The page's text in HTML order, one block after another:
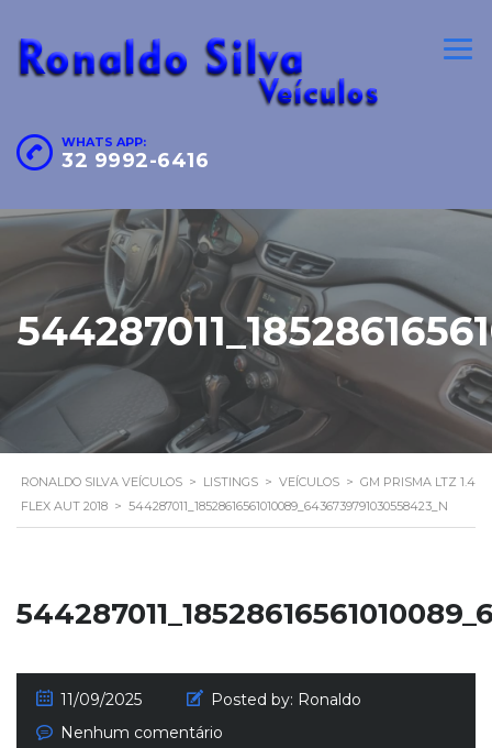
WHATS APP:
32 9992-6416
RONALDO SILVA VEÍCULOS > LISTINGS > VEÍCULOS > GM PRISMA LTZ 1.4
FLEX AUT 2018 > 544287011_18528616561010089_6436739791030558423_N
11/09/2025 Posted by: Ronaldo
Nenhum comentário